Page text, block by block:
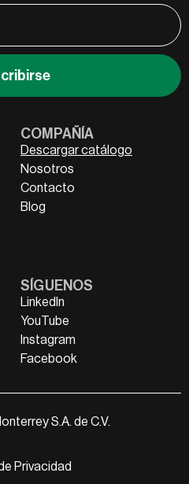
COMPAÑÍA
Descargar catálogo
Nosotros
Contacto
Blog
SÍGUENOS
LinkedIn
YouTube
Instagram
Facebook
S.A. de C.V.
Privacidad